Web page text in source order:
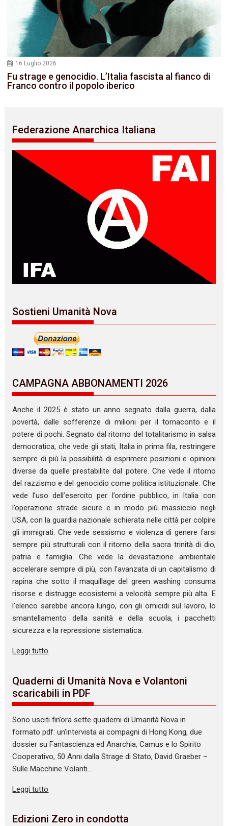
16 Luglio 2026
Fu strage e genocidio. L’Italia fascista al fianco di
Franco contro il popolo iberico
Federazione Anarchica Italiana
Sostieni Umanità Nova
CAMPAGNA ABBONAMENTI 2026
Anche il 2025 è stato un anno segnato dalla guerra, dalla
povertà, dalle sofferenze di milioni per il tornaconto e il
potere di pochi. Segnato dal ritorno del totalitarismo in salsa
democratica, che vede gli stati, Italia in prima fila, restringere
sempre di più la possibilità di esprimere posizioni e opinioni
diverse da quelle prestabilite dal potere. Che vede il ritorno
del razzismo e del genocidio come politica istituzionale. Che
vede l’uso dell’esercito per l’ordine pubblico, in Italia con
l’operazione strade sicure e in modo più massiccio negli
USA, con la guardia nazionale schierata nelle città per colpire
gli immigrati. Che vede sessismo e violenza di genere farsi
sempre più strutturali con il ritorno della sacra trinità di dio,
patria e famiglia. Che vede la devastazione ambientale
accelerare sempre di più, con l’avanzata di un capitalismo di
rapina che sotto il maquillage del green washing consuma
risorse e distrugge ecosistemi a velocità sempre più alta. E
l’elenco sarebbe ancora lungo, con gli omicidi sul lavoro, lo
smantellamento della sanità e della scuola, i pacchetti
sicurezza e la repressione sistematica.
Leggi tutto
Quaderni di Umanità Nova e Volantoni
scaricabili in PDF
Sono usciti fin’ora sette quaderni di Umanità Nova in
formato pdf: un’intervista ai compagni di Hong Kong, due
dossier su Fantascienza ed Anarchia, Camus e lo Spirito
Cooperativo, 50 Anni dalla Strage di Stato, David Graeber –
Sulle Macchine Volanti…
Leggi tutto
Edizioni Zero in condotta